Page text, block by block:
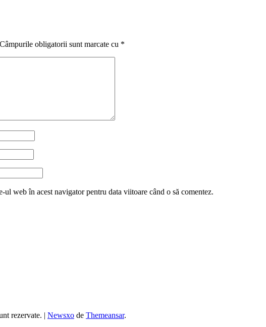
Câmpurile obligatorii sunt marcate cu *
ul web în acest navigator pentru data viitoare când o să comentez.
rezervate. | Newsxo de Themeansar.